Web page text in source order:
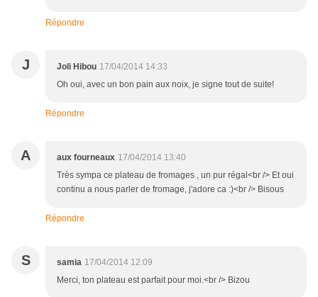
Répondre
J Joli Hibou 17/04/2014 14:33
Oh oui, avec un bon pain aux noix, je signe tout de suite!
Répondre
A aux fourneaux 17/04/2014 13:40
Très sympa ce plateau de fromages , un pur régal<br /> Et oui
continu a nous parler de fromage, j'adore ca :)<br /> Bisous
Répondre
S samia 17/04/2014 12:09
Merci, ton plateau est parfait pour moi.<br /> Bizou